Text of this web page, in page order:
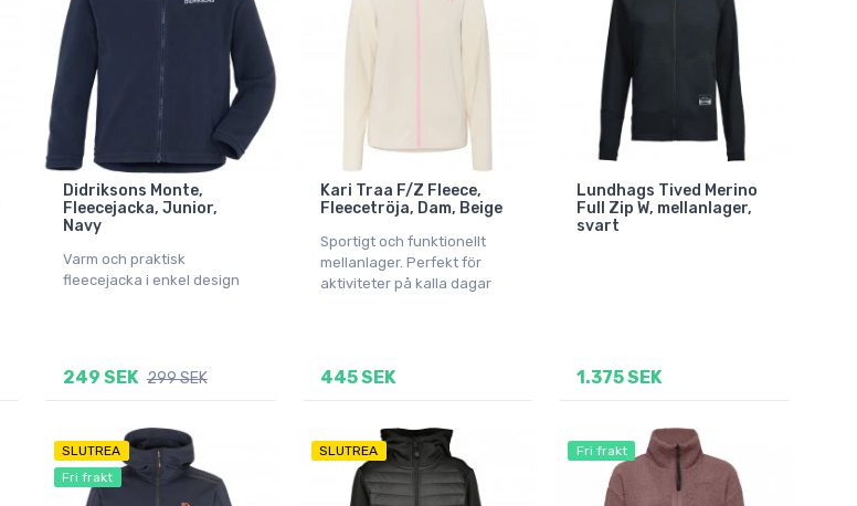
Didriksons Monte,
Fleecejacka, Junior,
Navy
Varm och praktisk
fleecejacka i enkel design
249 SEK 299 SEK
Kari Traa F/Z Fleece,
Fleecetröja, Dam, Beige
Sportigt och funktionellt
mellanlager. Perfekt för
aktiviteter på kalla dagar
445 SEK
Lundhags Tived Merino
Full Zip W, mellanlager,
svart
1.375 SEK
SLUTREA
Fri frakt
SLUTREA Fri frakt